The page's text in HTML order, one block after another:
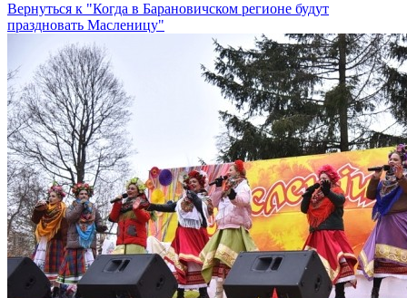
Вернуться к "Когда в Барановичском регионе будут
праздновать Масленицу"